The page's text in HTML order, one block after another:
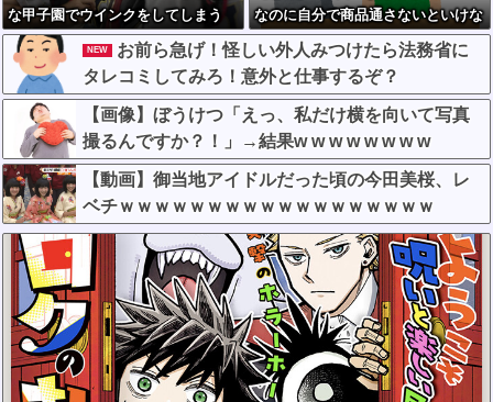
な甲子園でウインクをしてしまう
なのに自分で商品通さないといけな
いんだ」
NEW
お前ら急げ！怪しい外人みつけたら法務省に
タレコミしてみろ！意外と仕事するぞ？
【画像】ぼうけつ「えっ、私だけ横を向いて写真
撮るんですか？！」→結果w w w w w w w w
【動画】御当地アイドルだった頃の今田美桜、レ
ベチｗｗｗｗｗｗｗｗｗｗｗｗｗｗｗｗｗｗ